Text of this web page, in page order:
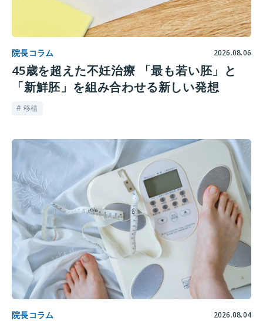
院長コラム 2026.08.06
45歳を超えた不妊治療 「最も若い胚」と
「新鮮胚」を組み合わせる新しい発想
# 移植
院長コラム 2026.08.04